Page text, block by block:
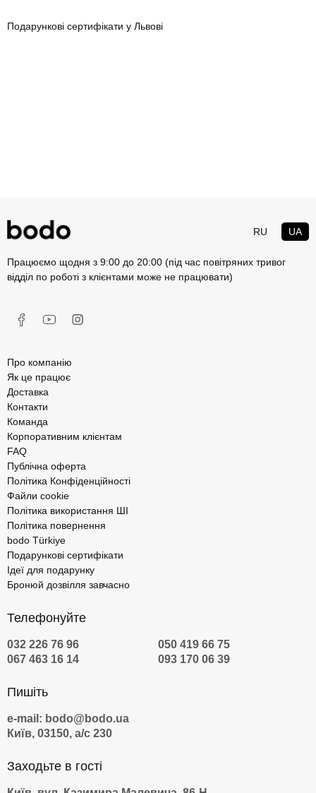
Подарункові сертифікати у Львові
RU UA
Працюємо щодня з 9:00 до 20:00 (під час повітряних тривог
відділ по роботі з клієнтами може не працювати)
Про компанію
Як це працює
Доставка
Контакти
Команда
Корпоративним клієнтам
FAQ
Публічна оферта
Політика Конфіденційності
Файли cookie
Політика використання ШІ
Політика повернення
bodo Türkiye
Подарункові сертифікати
Ідеї для подарунку
Бронюй дозвілля завчасно
Телефонуйте
032 226 76 96
050 419 66 75
067 463 16 14
093 170 06 39
Пишіть
e-mail: bodo@bodo.ua
Київ, 03150, а/с 230
Заходьте в гості